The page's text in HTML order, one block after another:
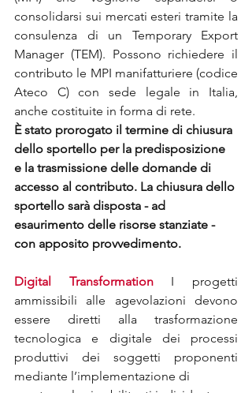
consolidarsi sui mercati esteri tramite la
consulenza di un Temporary Export
Manager (TEM). Possono richiedere il
contributo le MPI manifatturiere (codice
Ateco C) con sede legale in Italia,
anche costituite in forma di rete.
È stato prorogato il termine di chiusura
dello sportello per la predisposizione
e la trasmissione delle domande di
accesso al contributo. La chiusura dello
sportello sarà disposta - ad
esaurimento delle risorse stanziate -
con apposito provvedimento.
Digital Transformation I progetti
ammissibili alle agevolazioni devono
essere diretti alla trasformazione
tecnologica e digitale dei processi
produttivi dei soggetti proponenti
mediante l’implementazione di